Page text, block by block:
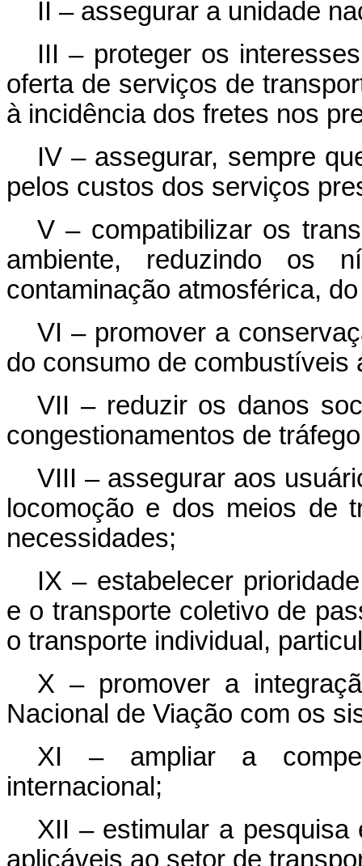
II – assegurar a unidade
III – proteger os
oferta de serviços de
à incidência dos fretes nos
IV – assegurar, sempre
pelos custos dos serviços
V – compatibilizar os
ambiente, reduzindo os
contaminação atmosférica,
VI – promover a
do consumo de combustíveis
VII – reduzir os danos
congestionamentos de
VIII – assegurar aos
locomoção e dos meios de
necessidades;
IX – estabelecer
e o transporte coletivo de
o transporte individual,
X – promover a
Nacional de Viação com os
XI – ampliar a
internacional;
XII – estimular a pesquisa
aplicáveis ao setor de